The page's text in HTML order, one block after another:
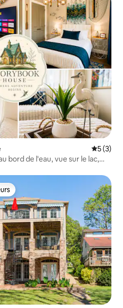
5 (3)
bord de l'eau, vue sur le lac,
les plus appréciés